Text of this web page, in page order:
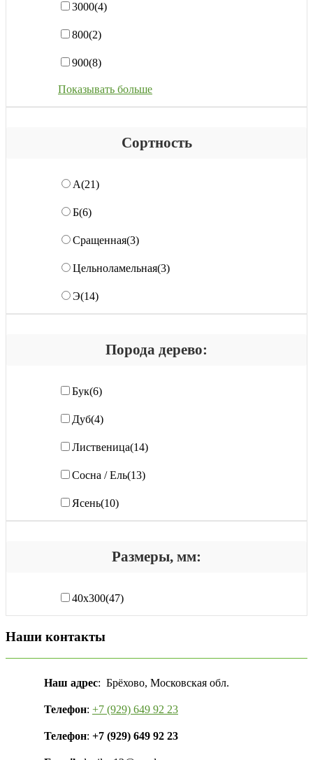
3000(4)
800(2)
900(8)
Показывать больше
Сортность
А(21)
Б(6)
Сращенная(3)
Цельноламельная(3)
Э(14)
Порода дерево:
Бук(6)
Дуб(4)
Лиственица(14)
Сосна / Ель(13)
Ясень(10)
Размеры, мм:
40х300(47)
Наши контакты
Наш адрес: Брёхово, Московская обл.
Телефон: +7 (929) 649 92 23
Телефон: +7 (929) 649 92 23